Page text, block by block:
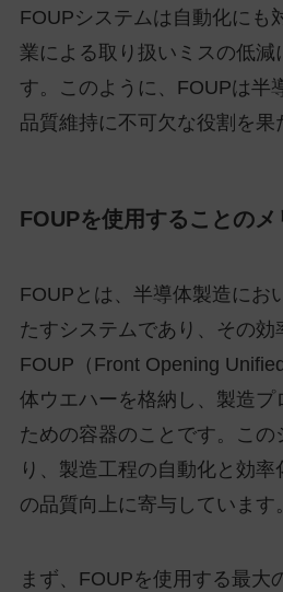
FOUPシステムは自動化にも
業による取り扱いミスの低減
す。このように、FOUPは半
品質維持に不可欠な役割を果
FOUPを使用することのメ
FOUPとは、半導体製造にお
たすシステムであり、その効
FOUP（Front Opening
体ウエハーを格納し、製造プ
ための容器のことです。この
り、製造工程の自動化と効
の品質向上に寄与しています。
まず、FOUPを使用する最大